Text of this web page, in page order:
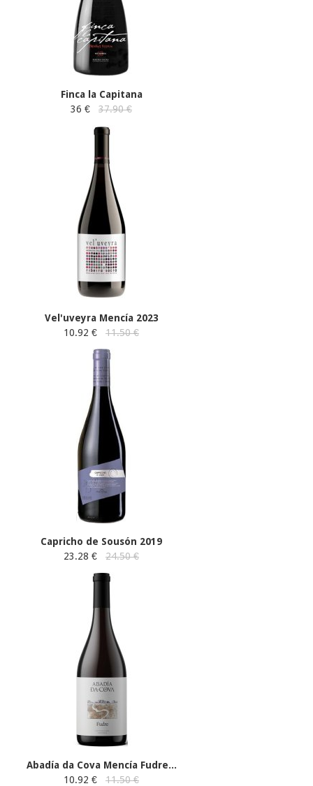
Finca la Capitana
36 €
37.90 €
Vel'uveyra Mencía 2023
10.92 €
11.50 €
Capricho de Sousón 2019
23.28 €
24.50 €
Abadía da Cova Mencía Fudre...
10.92 €
11.50 €